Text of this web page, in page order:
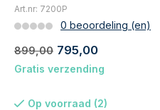
Art.nr: 7200P
0 beoordeling (en)
899,00 795,00
Gratis verzending
Op voorraad (2)